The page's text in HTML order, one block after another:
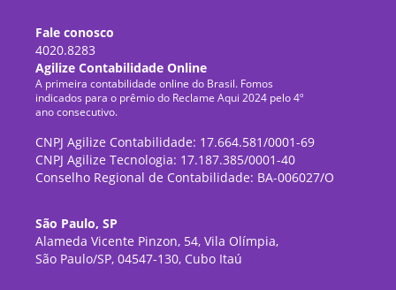
Fale conosco
4020.8283
Agilize Contabilidade Online
A primeira contabilidade online do Brasil. Fomos
indicados para o prêmio do Reclame Aqui 2024 pelo 4º
ano consecutivo.
CNPJ Agilize Contabilidade: 17.664.581/0001-69
CNPJ Agilize Tecnologia: 17.187.385/0001-40
Conselho Regional de Contabilidade: BA-006027/O
São Paulo, SP
Alameda Vicente Pinzon, 54, Vila Olímpia,
São Paulo/SP, 04547-130, Cubo Itaú